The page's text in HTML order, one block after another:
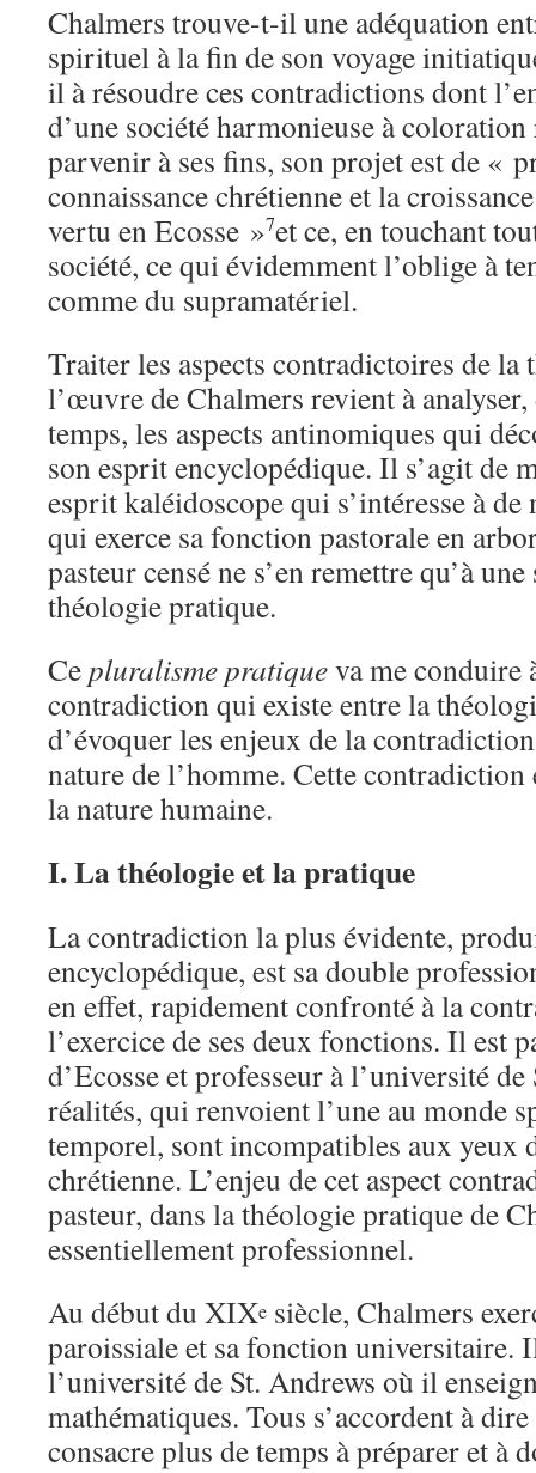
Chalmers trouve-t-il une adéquation
spirituel à la fin de son voyage
il à résoudre ces contradictions dont
d’une société harmonieuse à
parvenir à ses fins, son projet est de «
connaissance chrétienne et la
vertu en Ecosse »7et ce, en touchant
société, ce qui évidemment l’oblige à
comme du supramatériel.
Traiter les aspects contradictoires de la
l’œuvre de Chalmers revient à
temps, les aspects antinomiques qui
son esprit encyclopédique. Il s’agit de
esprit kaléidoscope qui s’intéresse à de
qui exerce sa fonction pastorale en
pasteur censé ne s’en remettre qu’à
théologie pratique.
Cepluralisme pratiqueva me conduire
contradiction qui existe entre la
d’évoquer les enjeux de la
nature de l’homme. Cette
la nature humaine.
I. La théologie et la pratique
La contradiction la plus évidente,
encyclopédique, est sa double
en effet, rapidement confronté à la
l’exercice de ses deux fonctions. Il est
d’Ecosse et professeur à l’université
réalités, qui renvoient l’une au monde
temporel, sont incompatibles aux yeux
chrétienne. L’enjeu de cet aspect
pasteur, dans la théologie pratique de
essentiellement professionnel.
Au début du XIXe siècle, Chalmers
paroissiale et sa fonction universitaire.
l’université de St. Andrews où il
mathématiques. Tous s’accordent à
consacre plus de temps à préparer et à